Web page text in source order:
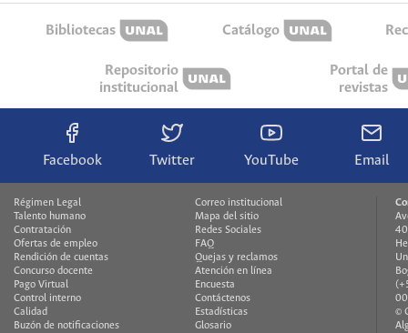
Bibliotecas Catálogo
Repositorio
institucional
Portal de
revistas
Facebook Twitter YouTube Email
Régimen Legal
Talento humano
Contratación
Ofertas de empleo
Rendición de cuentas
Concurso docente
Pago Virtual
Control interno
Calidad
Buzón de notificaciones
Correo institucional
Mapa del sitio
Redes Sociales
FAQ
Quejas y reclamos
Atención en línea
Encuesta
Contáctenos
Estadísticas
Glosario
©